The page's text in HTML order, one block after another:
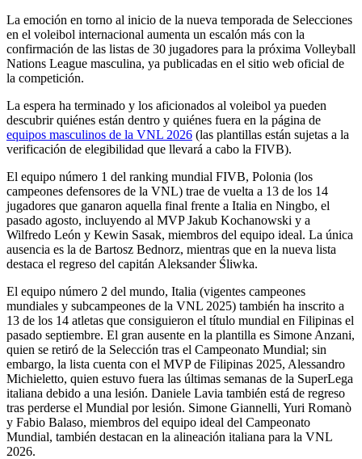
La emoción en torno al inicio de la nueva temporada de Selecciones
en el voleibol internacional aumenta un escalón más con la
confirmación de las listas de 30 jugadores para la próxima Volleyball
Nations League masculina, ya publicadas en el sitio web oficial de
la competición.
La espera ha terminado y los aficionados al voleibol ya pueden
descubrir quiénes están dentro y quiénes fuera en la página de
equipos masculinos de la VNL 2026 (las plantillas están sujetas a la
verificación de elegibilidad que llevará a cabo la FIVB).
El equipo número 1 del ranking mundial FIVB, Polonia (los
campeones defensores de la VNL) trae de vuelta a 13 de los 14
jugadores que ganaron aquella final frente a Italia en Ningbo, el
pasado agosto, incluyendo al MVP Jakub Kochanowski y a
Wilfredo León y Kewin Sasak, miembros del equipo ideal. La única
ausencia es la de Bartosz Bednorz, mientras que en la nueva lista
destaca el regreso del capitán Aleksander Śliwka.
El equipo número 2 del mundo, Italia (vigentes campeones
mundiales y subcampeones de la VNL 2025) también ha inscrito a
13 de los 14 atletas que consiguieron el título mundial en Filipinas el
pasado septiembre. El gran ausente en la plantilla es Simone Anzani,
quien se retiró de la Selección tras el Campeonato Mundial; sin
embargo, la lista cuenta con el MVP de Filipinas 2025, Alessandro
Michieletto, quien estuvo fuera las últimas semanas de la SuperLega
italiana debido a una lesión. Daniele Lavia también está de regreso
tras perderse el Mundial por lesión. Simone Giannelli, Yuri Romanò
y Fabio Balaso, miembros del equipo ideal del Campeonato
Mundial, también destacan en la alineación italiana para la VNL
2026.